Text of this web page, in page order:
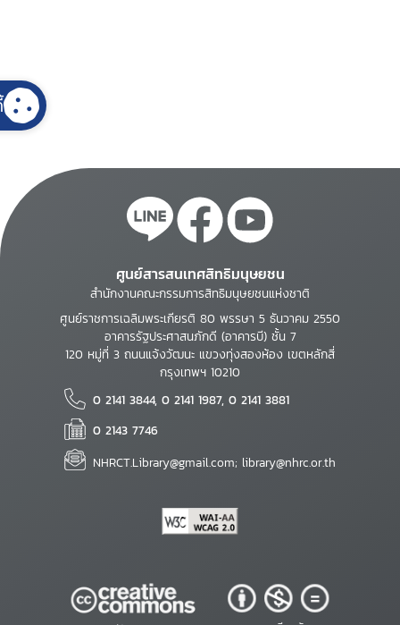
ศูนย์สารสนเทศสิทธิมนุษยชน
สำนักงานคณะกรรมการสิทธิมนุษยชนแห่งชาติ
ศูนย์ราชการเฉลิมพระเกียรติ 80 พรรษา 5 ธันวาคม 2550
อาคารรัฐประศาสนภักดี (อาคารบี) ชั้น 7
120 หมู่ที่ 3 ถนนแจ้งวัฒนะ แขวงทุ่งสองห้อง เขตหลักสี่
กรุงเทพฯ 10210
0 2141 3844, 0 2141 1987, 0 2141 3881
0 2143 7746
NHRCT.Library@gmail.com; library@nhrc.or.th